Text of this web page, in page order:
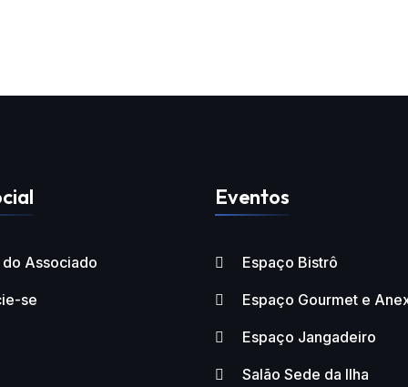
Associado
se
Eventos
Espaço Bistrô
Espaço Gourmet e
Espaço Jangadeiro
Salão Sede da Ilha